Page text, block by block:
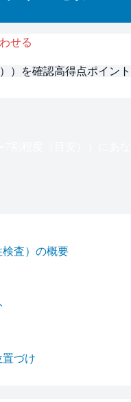
せる
）を確認高得点ポイント
検査）の概要
置づけ